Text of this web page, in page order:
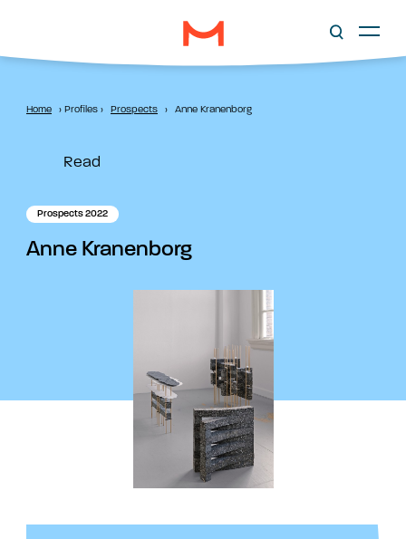
Home › Profiles › Prospects › Anne Kranenborg
Read
Prospects 2022
Anne Kranenborg